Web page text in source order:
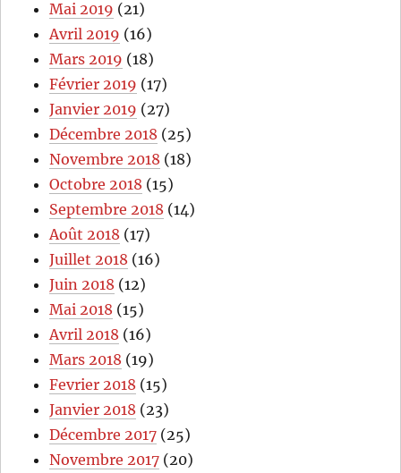
Mai 2019 (21)
Avril 2019 (16)
Mars 2019 (18)
Février 2019 (17)
Janvier 2019 (27)
Décembre 2018 (25)
Novembre 2018 (18)
Octobre 2018 (15)
Septembre 2018 (14)
Août 2018 (17)
Juillet 2018 (16)
Juin 2018 (12)
Mai 2018 (15)
Avril 2018 (16)
Mars 2018 (19)
Fevrier 2018 (15)
Janvier 2018 (23)
Décembre 2017 (25)
Novembre 2017 (20)